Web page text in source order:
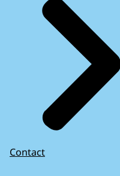
Contact